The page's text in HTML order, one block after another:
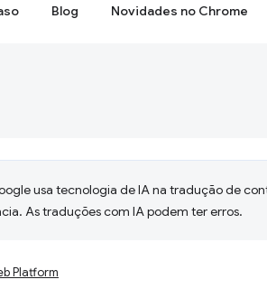
Blog Novidades no Chrome
usa tecnologia de IA na tradução de
As traduções com IA podem ter erros.
Platform